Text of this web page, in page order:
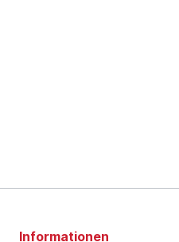
Informationen